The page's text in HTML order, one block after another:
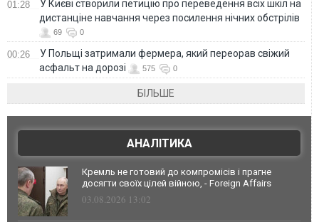
01:28
У Києві створили петицію про переведення всіх шкіл на
дистанціне навчання через посилення нічних обстрілів
69 0
00:26
У Польщі затримали фермера, який переорав свіжий
асфальт на дорозі
575 0
БІЛЬШЕ
АНАЛІТИКА
Кремль не готовий до компромісів і прагне
досягти своїх цілей війною, - Foreign Affairs
03.08.2026 13:02